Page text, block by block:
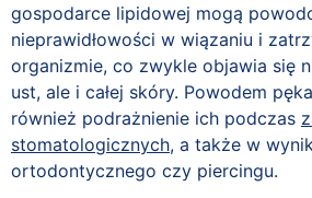
gospodarce lipidowej mogą
nieprawidłowości w wiązaniu i
organizmie, co zwykle objawia się
ust, ale i całej skóry. Powodem
również podrażnienie ich podczas
stomatologicznych, a także w
ortodontycznego czy piercingu.